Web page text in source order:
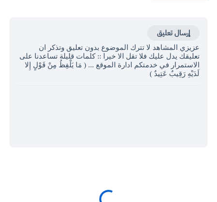
إرسال تعليق
عزيزي المشاهد لا تترك الموضوع بدون تعليق وتذكر ان
تعليقك يدل عليك فلا تقل الا خيرا :: كلمات قليلة تساعدنا على
الاستمرار في خدمتكم ادارة الموقع ... ( مَا يَلْفِظُ مِنْ قَوْلٍ إِلا
لَدَيْهِ رَقِيبٌ عَتِيدٌ )